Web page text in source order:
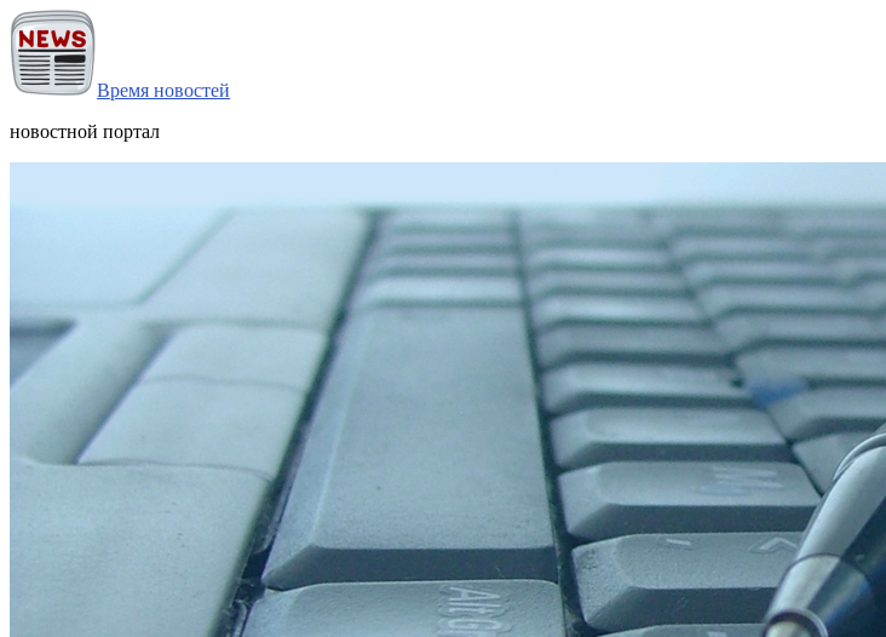
Время новостей
новостной портал